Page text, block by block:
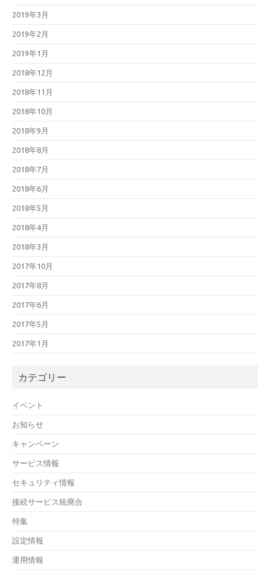
2019年3月
2019年2月
2019年1月
2018年12月
2018年11月
2018年10月
2018年9月
2018年8月
2018年7月
2018年6月
2018年5月
2018年4月
2018年3月
2017年10月
2017年8月
2017年6月
2017年5月
2017年1月
カテゴリー
イベント
お知らせ
キャンペーン
サービス情報
セキュリティ情報
接続サービス統廃合
特集
設定情報
運用情報